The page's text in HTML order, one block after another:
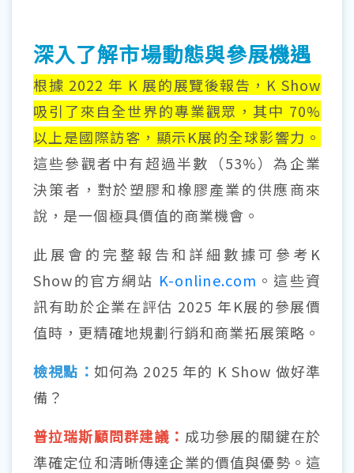
深入了解市場動態與參展機遇
根據 2022 年 K 展的展覽後報告，K Show
吸引了來自全世界的專業觀眾，其中 70%
以上是國際訪客，顯示K展的全球影響力。
這些參觀者中有超過半數（53%）為企業
決策者，對於塑膠和橡膠產業的供應商來
說，是一個極具價值的商業機會。
此展會的完整報告和詳細數據可參考K
Show的官方網站 K-online.com 。這些資
訊有助於企業在評估 2025 年K展的參展價
值時，更精確地規劃行銷和商業拓展策略。
檢視點： 如何為 2025 年的 K Show 做好準
備？
普拉瑞斯顧問群建議： 成功參展的關鍵在於
準確定位和清晰傳達企業的價值與優勢。這